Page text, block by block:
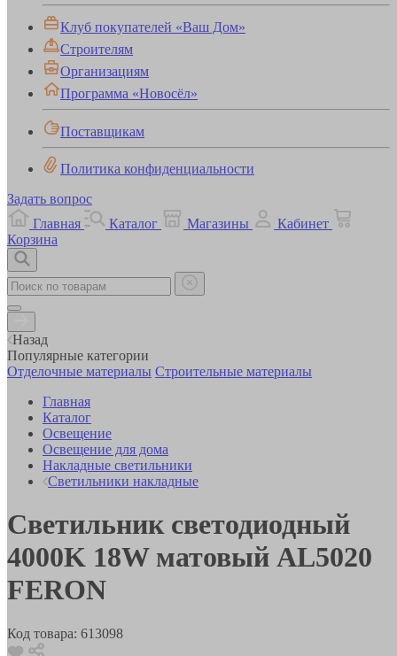
Клуб покупателей «Ваш Дом»
Строителям
Организациям
Программа «Новосёл»
Поставщикам
Политика конфиденциальности
Задать вопрос
Главная
Каталог Магазины
Кабинет
Корзина
Назад
Популярные категории
Отделочные материалы Строительные материалы
Главная
Каталог
Освещение
Освещение для дома
Накладные светильники
Светильники накладные
Светильник светодиодный
4000K 18W матовый AL5020
FERON
Код товара: 613098